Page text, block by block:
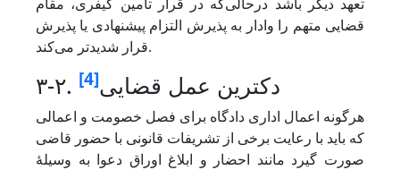
قضایی متهم را وادار به پذیرش التزام پیشنهادی یا پذیرش
قرار شدیدتر می‌کند.
۳-۲. دکترین عمل قضایی[4]
هرگونه اعمال اداری دادگاه برای فصل خصومت و اعمالی
که باید با رعایت برخی از تشریفات قانونی با حضور قاضی
صورت گیرد مانند احضار و ابلاغ اوراق دعوا به وسیلۀ